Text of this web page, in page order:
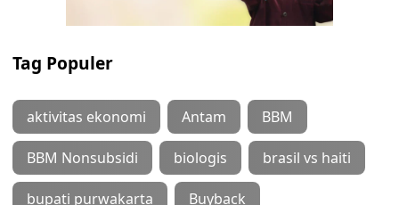
Tag Populer
aktivitas ekonomi Antam BBM
BBM Nonsubsidi biologis brasil vs haiti
bupati purwakarta Buyback